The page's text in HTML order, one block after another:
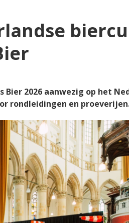
Bier 2026 aanwezig op het
rondleidingen en